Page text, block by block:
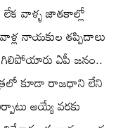
లేక వాళ్ళ జాతకాల్లో
నాయకుల తప్పిదాలు
ఏపీ జనం..
కూడా రాజధాని లేని
అయ్యే వరకు